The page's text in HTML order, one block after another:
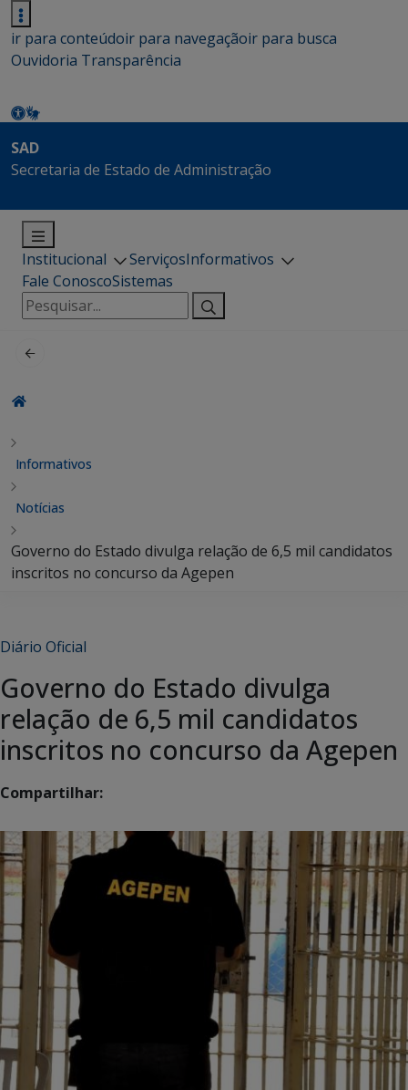
ir para conteúdoir para navegaçãoir para busca
Ouvidoria Transparência
SAD
Secretaria de Estado de Administração
Institucional ServiçosInformativos
Fale ConoscoSistemas
Pesquisar
por:
Informativos
Notícias
Governo do Estado divulga relação de 6,5 mil candidatos
inscritos no concurso da Agepen
Diário Oficial
Governo do Estado divulga
relação de 6,5 mil candidatos
inscritos no concurso da Agepen
Compartilhar: